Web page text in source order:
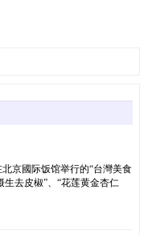
京國际饭馆举行的“台灣美食
去皮椒”、“花莲黄金杏仁